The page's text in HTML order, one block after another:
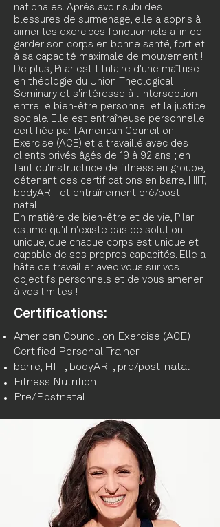
nationales. Après avoir subi des
blessures de surmenage, elle a appris à
aimer les exercices fonctionnels afin de
garder son corps en bonne santé, fort et
à sa capacité maximale de mouvement !
De plus, Pilar est titulaire d'une maîtrise
en théologie du Union Theological
Seminary et s'intéresse à l'intersection
entre le bien-être personnel et la justice
sociale. Elle est entraîneuse personnelle
certifiée par l'American Council on
Exercise (ACE) et a travaillé avec des
clients privés âgés de 19 à 92 ans ; en
tant qu'instructrice de fitness en groupe,
détenant des certifications en barre, HIIT,
bodyART et entraînement pré/post-
natal.
En matière de bien-être et de vie, Pilar
estime qu'il n'existe pas de solution
unique, que chaque corps est unique et
capable de ses propres capacités. Elle a
hâte de travailler avec vous sur vos
objectifs personnels et de vous amener
à vos limites !
Certifications:
American Council on Exercise (ACE)
Certified Personal Trainer
barre, HIIT, bodyART, pre/post-natal
Fitness Nutrition
Pre/Postnatal